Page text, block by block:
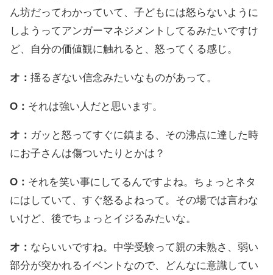
ん坊だってわかっていて、子どもには怒らないように
しようってアンガーマネジメントしてるみたいですけ
ど、自分の価値観に触れると、怒ってくる感じ。
オ： 揺るぎない信念みたいなものがあって。
O： それは強い人だと思います。
オ： ガッと怒ってすぐに鎮まる、その沸点に達した時
にお子さんは傷ついたりとかは？
O： それを笑い事にしてるんですよね。ちょっとネタ
にはしていて、すぐ怒るよねって。その場では言わな
いけど、後でちょっとイジるみたいな。
オ： ならいいですね。中学受験って親の未熟さ、弱い
部分が突かれるイベントなので、どんなに意識してい